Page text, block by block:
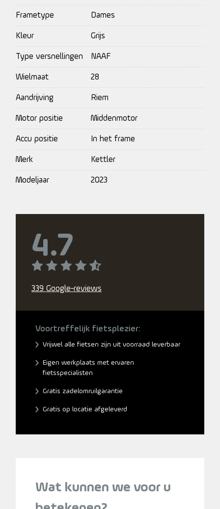
Frametype Dames
Kleur Grijs
Type versnellingen NAAF
Wielmaat 28
Aandrijving Riem
Motor positie Middenmotor
Accu positie In het frame
Merk Kettler
Modeljaar 2023
4.7
339 Google-reviews
Voortreffelijk fietsplezier:
Vrijwel alle fietsen zijn uit voorraad leverbaar
Eigen werkplaats met ervaren
fietsspecialisten
Gratis zadelomruilgarantie
Gratis op locatie afgeleverd
Wat kunnen we voor u